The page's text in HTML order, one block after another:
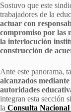
Sostuvo que este
trabajadores de la
actuar con
compromiso por las
la interlocución
construcción de
Ante este panorama,
alcanzados
autoridades
integran esta sección
la Consulta Nacional